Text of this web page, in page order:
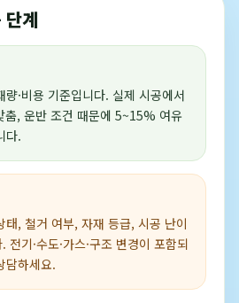
계
·비용 기준입니다. 실제 시공에서
춤, 운반 조건 때문에 5~15% 여유
다.
태, 철거 여부, 자재 등급, 시공 난이
전기·수도·가스·구조 변경이 포함되
담하세요.